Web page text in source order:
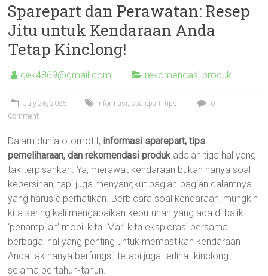
Sparepart dan Perawatan: Resep
Jitu untuk Kendaraan Anda
Tetap Kinclong!
gek4869@gmail.com rekomendasi produk
July 26, 2025 informasi, sparepart,tips
0
Comment
Dalam dunia otomotif, informasi sparepart, tips
pemeliharaan, dan rekomendasi produkadalah tiga hal yang
tak terpisahkan. Ya, merawat kendaraan bukan hanya soal
kebersihan, tapi juga menyangkut bagian-bagian dalamnya
yang harus diperhatikan. Berbicara soal kendaraan, mungkin
kita sering kali mengabaikan kebutuhan yang ada di balik
‘penampilan’ mobil kita. Mari kita eksplorasi bersama
berbagai hal yang penting untuk memastikan kendaraan
Anda tak hanya berfungsi, tetapi juga terlihat kinclong
selama bertahun-tahun.